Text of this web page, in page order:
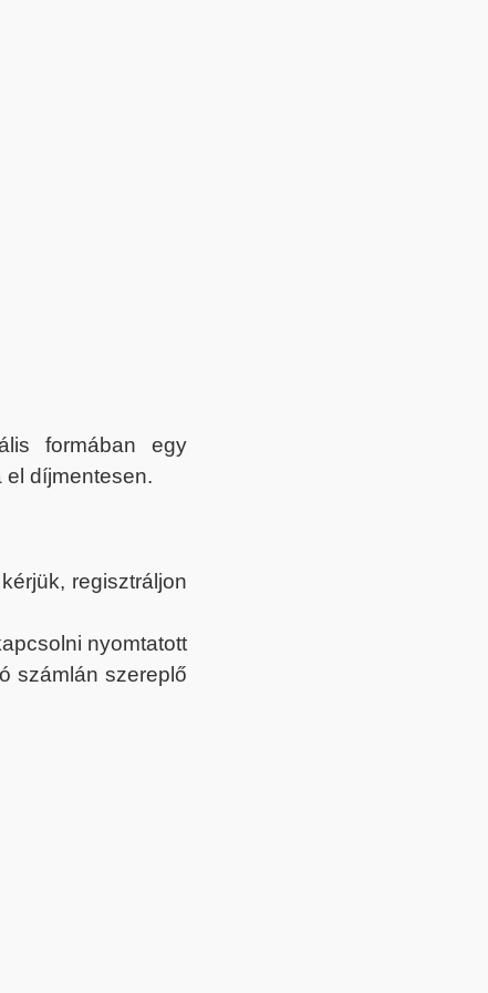
formában egy
el díjmentesen.
regisztráljon
nyomtatott
számlán szereplő